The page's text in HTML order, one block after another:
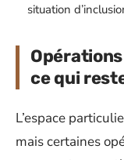
situation
ce qui
L’espace
mais certaines